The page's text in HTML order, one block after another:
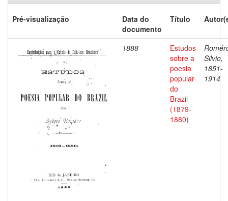
Pré-visualização
Data do
documento
Título
1888
Estudos
sobre a
poesia
popular
do
Brazil
(1879-
1880)
Silvio,
1851-
1914